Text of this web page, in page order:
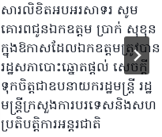
សារលិខិតអបអរសាទរ សូម
គោរពជូនឯកឧត្តម ប្រាក់ សុខុន
ក្នុងឱកាសដែលឯកឧត្តមត្រូវបាន
រដ្ឋសភាបោះឆ្នោតផ្តល់ សេចក្តី
ទុកចិត្តជាឧបនាយករដ្ឋមន្ត្រី រដ្ឋ
មន្ត្រីក្រសួងការបរទេសនិងសហ
ប្រតិបត្តិការអន្តរជាតិ